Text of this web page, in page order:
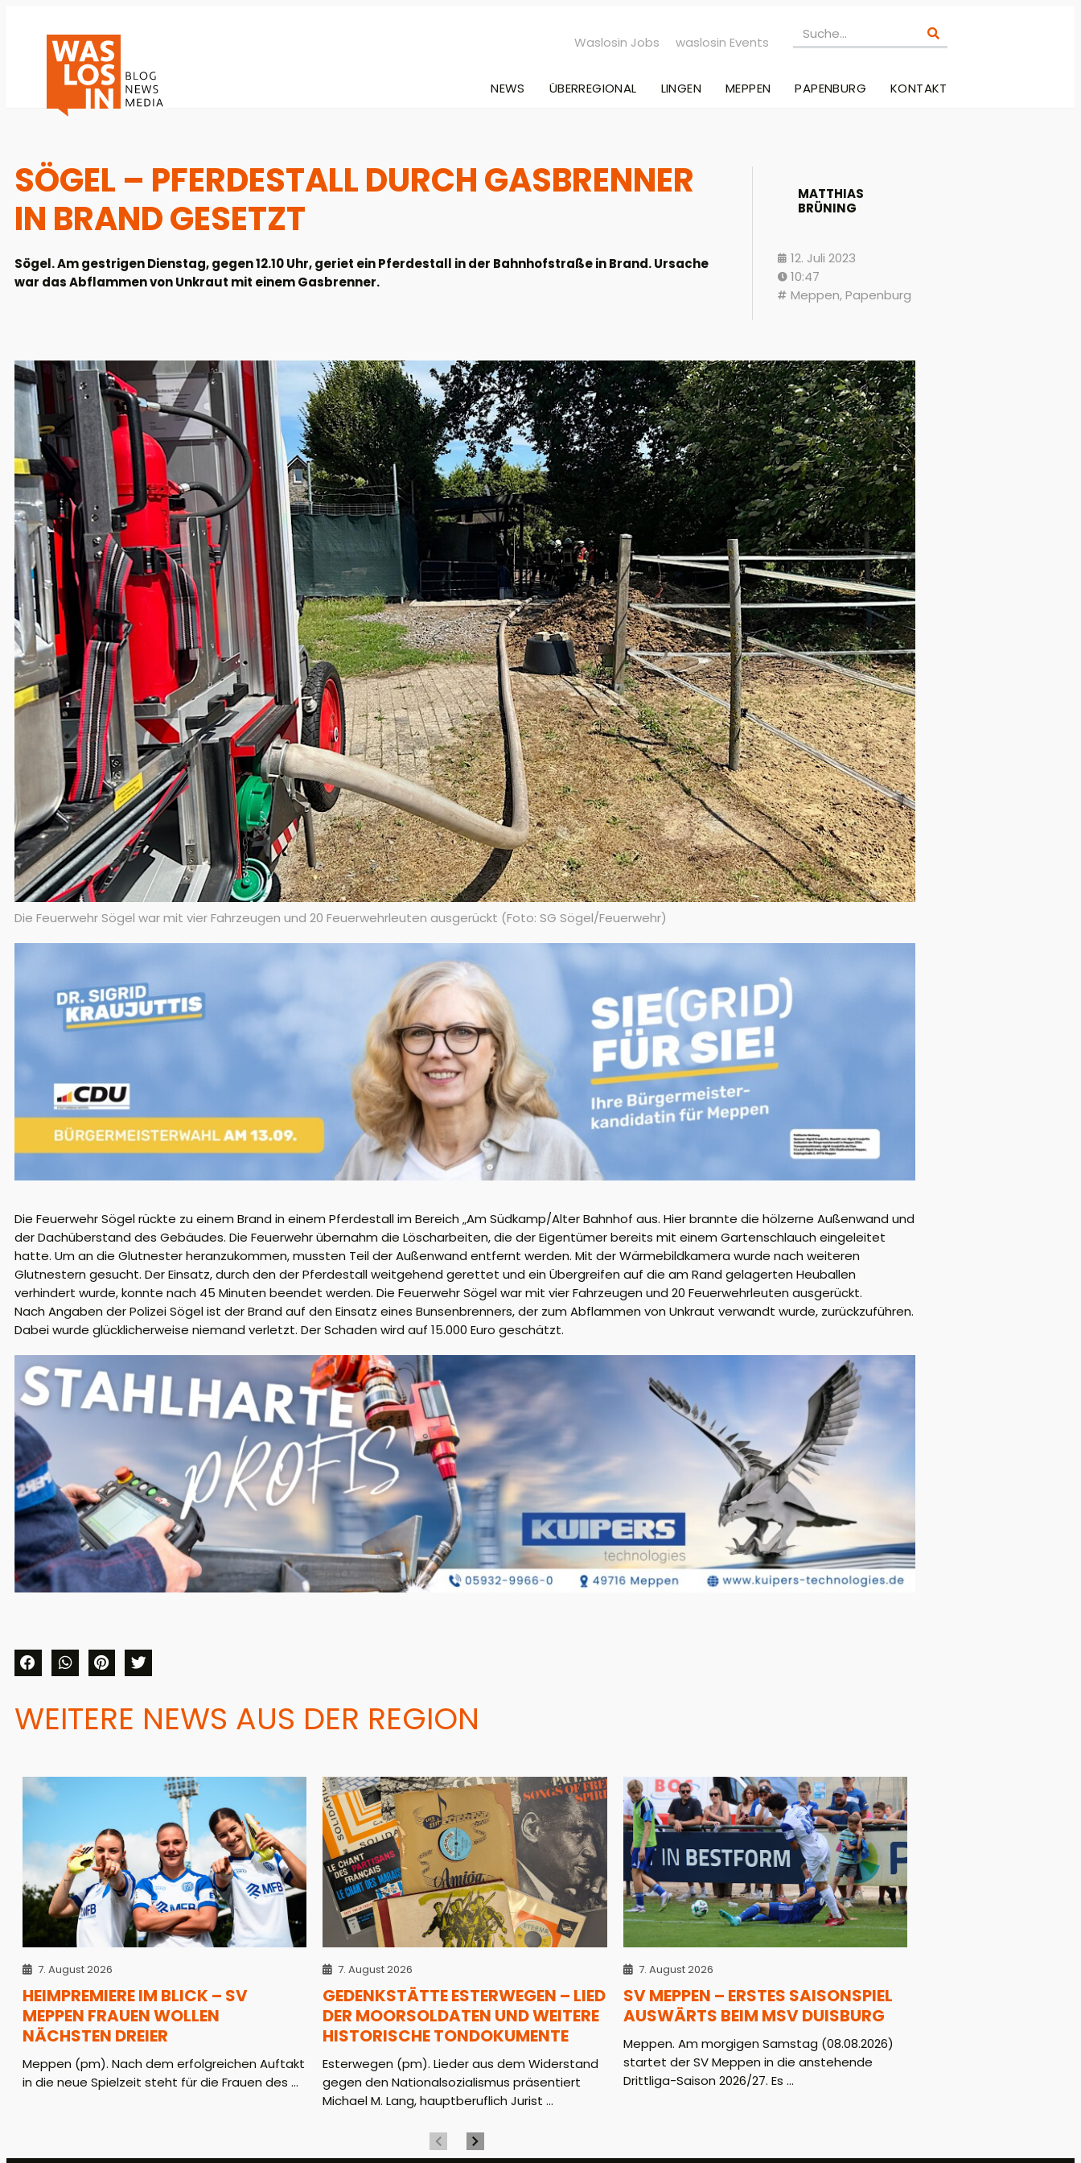
Waslosin Jobs waslosin Events
NEWS ÜBERREGIONAL LINGEN MEPPEN PAPENBURG KONTAKT
SÖGEL – PFERDESTALL DURCH GASBRENNER
IN BRAND GESETZT
Sögel. Am gestrigen Dienstag, gegen 12.10 Uhr, geriet ein Pferdestall in der Bahnhofstraße in Brand. Ursache
war das Abflammen von Unkraut mit einem Gasbrenner.
MATTHIAS
BRÜNING
12. Juli 2023
10:47
Meppen,Papenburg
Die Feuerwehr Sögel war mit vier Fahrzeugen und 20 Feuerwehrleuten ausgerückt (Foto: SG Sögel/Feuerwehr)
Die Feuerwehr Sögel rückte zu einem Brand in einem Pferdestall im Bereich „Am Südkamp/Alter Bahnhof aus. Hier brannte die hölzerne Außenwand und
der Dachüberstand des Gebäudes. Die Feuerwehr übernahm die Löscharbeiten, die der Eigentümer bereits mit einem Gartenschlauch eingeleitet
hatte. Um an die Glutnester heranzukommen, mussten Teil der Außenwand entfernt werden. Mit der Wärmebildkamera wurde nach weiteren
Glutnestern gesucht. Der Einsatz, durch den der Pferdestall weitgehend gerettet und ein Übergreifen auf die am Rand gelagerten Heuballen
verhindert wurde, konnte nach 45 Minuten beendet werden. Die Feuerwehr Sögel war mit vier Fahrzeugen und 20 Feuerwehrleuten ausgerückt.
Nach Angaben der Polizei Sögel ist der Brand auf den Einsatz eines Bunsenbrenners, der zum Abflammen von Unkraut verwandt wurde, zurückzuführen.
Dabei wurde glücklicherweise niemand verletzt. Der Schaden wird auf 15.000 Euro geschätzt.
WEITERE NEWS AUS DER REGION
7. August 2026
HEIMPREMIERE IM BLICK – SV
MEPPEN FRAUEN WOLLEN
NÄCHSTEN DREIER
Meppen (pm). Nach dem erfolgreichen Auftakt
in die neue Spielzeit steht für die Frauen des ...
7. August 2026
GEDENKSTÄTTE ESTERWEGEN – LIED
DER MOORSOLDATEN UND WEITERE
HISTORISCHE TONDOKUMENTE
Esterwegen (pm). Lieder aus dem Widerstand
gegen den Nationalsozialismus präsentiert
Michael M. Lang, hauptberuflich Jurist ...
7. August 2026
SV MEPPEN – ERSTES SAISONSPIEL
AUSWÄRTS BEIM MSV DUISBURG
Meppen. Am morgigen Samstag (08.08.2026)
startet der SV Meppen in die anstehende
Drittliga-Saison 2026/27. Es ...